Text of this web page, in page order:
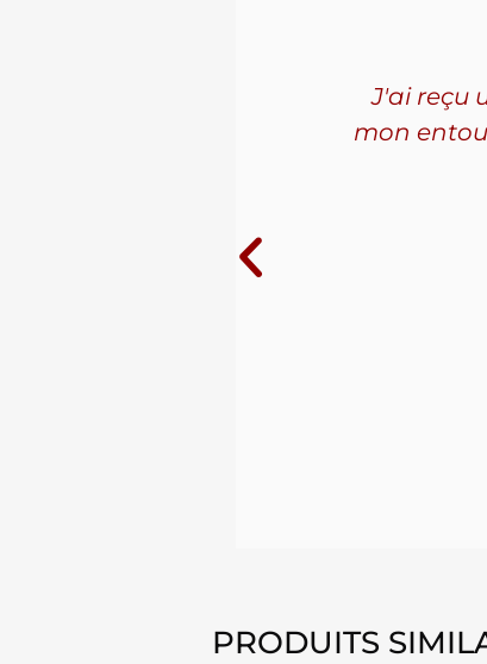
J'ai reçu
mon
PRODUITS